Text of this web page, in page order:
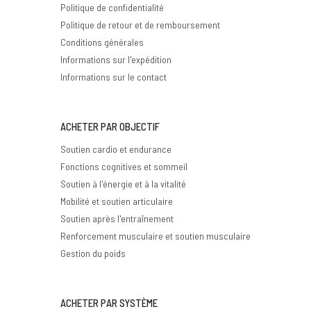
Politique de confidentialité
Politique de retour et de remboursement
Conditions générales
Informations sur l'expédition
Informations sur le contact
ACHETER PAR OBJECTIF
Soutien cardio et endurance
Fonctions cognitives et sommeil
Soutien à l'énergie et à la vitalité
Mobilité et soutien articulaire
Soutien après l'entraînement
Renforcement musculaire et soutien musculaire
Gestion du poids
ACHETER PAR SYSTÈME